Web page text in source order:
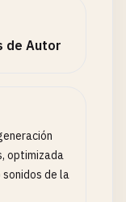
de Autor
optimizada
de la